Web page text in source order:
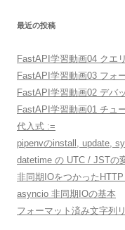
最近の投稿
FastAPI学習動画04 クエ
FastAPI学習動画03 フォ
FastAPI学習動画02 デバ
FastAPI学習動画01 チュ
代入式 :=
pipenvのinstall, update,
datetime の UTC / JSTの
非同期IOをつかった
asyncio 非同期IOの基本
フォーマット済み文字列